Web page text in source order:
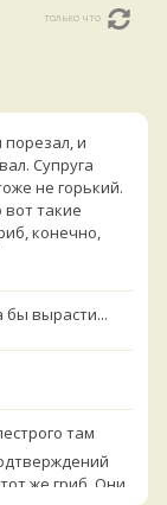
только что
порезал, и
Супруга
не горький.
такие
конечно,
бы вырасти...
там
же гриб. Они